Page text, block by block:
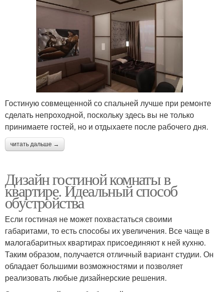
Гостиную совмещенной со спальней лучше при ремонте
сделать непроходной, поскольку здесь вы не только
принимаете гостей, но и отдыхаете после рабочего дня.
читать дальше →
Дизайн гостиной комнаты в
квартире. Идеальный способ
обустройства
Если гостиная не может похвастаться своими
габаритами, то есть способы их увеличения. Все чаще в
малогабаритных квартирах присоединяют к ней кухню.
Таким образом, получается отличный вариант студии. Он
обладает большими возможностями и позволяет
реализовать любые дизайнерские решения.